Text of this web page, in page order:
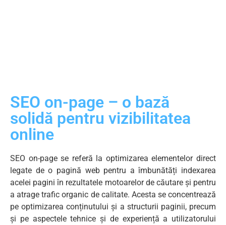
SEO on-page – o bază
solidă pentru vizibilitatea
online
SEO on-page se referă la optimizarea elementelor direct
legate de o pagină web pentru a îmbunătăți indexarea
acelei pagini în rezultatele motoarelor de căutare și pentru
a atrage trafic organic de calitate. Acesta se concentrează
pe optimizarea conținutului și a structurii paginii, precum
și pe aspectele tehnice și de experiență a utilizatorului